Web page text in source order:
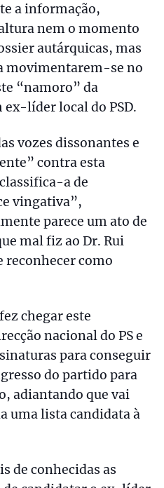
a informação,
nem o momento
autárquicas, mas
movimentarem-se no
“namoro” da
líder local do PSD.
vozes dissonantes e
contra esta
a de
vingativa”,
parece um ato de
mal fiz ao Dr. Rui
reconhecer como
chegar este
nacional do PS e
para conseguir
do partido para
adiantando que vai
uma lista candidata à
de conhecidas as